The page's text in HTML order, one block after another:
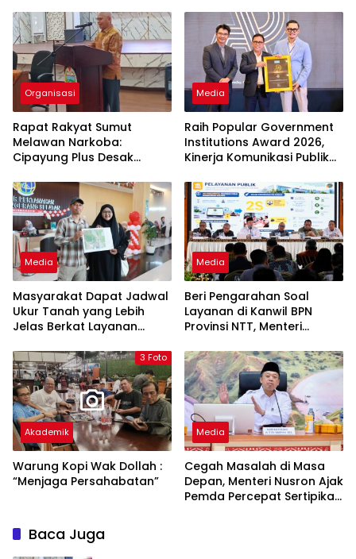
Organisasi
Rapat Rakyat Sumut
Melawan Narkoba:
Cipayung Plus Desak
Muda Jadi Benteng Utama
Media
Raih Popular Government
Institutions Award 2026,
Kinerja Komunikasi Publik
Kembali Diakui
Media
Masyarakat Dapat Jadwal
Ukur Tanah yang Lebih
Jelas Berkat Layanan
Media
Beri Pengarahan Soal
Layanan di Kanwil BPN
Provinsi NTT, Menteri
Pandang Masyarakat
3 Foto
Akademik
Warung Kopi Wak Dollah :
“Menjaga Persahabatan”
Media
Cegah Masalah di Masa
Depan, Menteri Nusron Ajak
Pemda Percepat Sertipikasi
Baca Juga